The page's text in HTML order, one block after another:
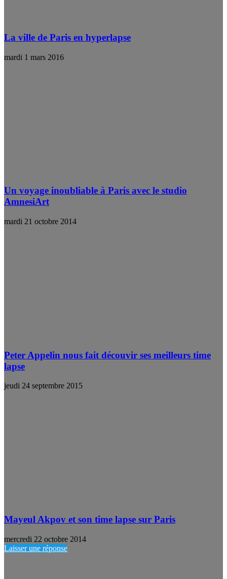
La ville de Paris en hyperlapse
mardi 1 mars 2016
Un voyage inoubliable à Paris avec le studio
AmnesiArt
mardi 21 octobre 2014
Peter Appelin nous fait découvir ses meilleurs time
lapse
jeudi 24 septembre 2015
Mayeul Akpov et son time lapse sur Paris
mercredi 22 octobre 2014
Laisser une réponse